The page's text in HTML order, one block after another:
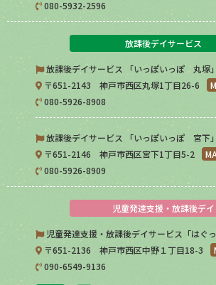
080-5932-2596
放課後デイサービス
放課後デイサービス 「いっぽいっぽ 丸塚」
〒651-2143 神戸市西区丸塚1丁目26-6
080-5926-8908
放課後デイサービス 「いっぽいっぽ 宮下」
〒651-2146 神戸市西区宮下1丁目5-2
080-5926-8909
児童発達支援・放課後デイ
児童発達支援・放課後デイサービス「はぐっ
〒651-2136 神戸市西区中野１丁目18-3
090-6549-9136